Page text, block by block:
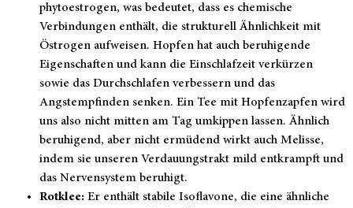
phytoestrogen, was bedeutet, dass es chemische
Verbindungen enthält, die strukturell Ähnlichkeit mit
Östrogen aufweisen. Hopfen hat auch beruhigende
Eigenschaften und kann die Einschlafzeit verkürzen
sowie das Durchschlafen verbessern und das
Angstempfinden senken. Ein Tee mit Hopfenzapfen wird
uns also nicht mitten am Tag umkippen lassen. Ähnlich
beruhigend, aber nicht ermüdend wirkt auch Melisse,
indem sie unseren Verdauungstrakt mild entkrampft und
das Nervensystem beruhigt.
Rotklee: Er enthält stabile Isoflavone, die eine ähnliche